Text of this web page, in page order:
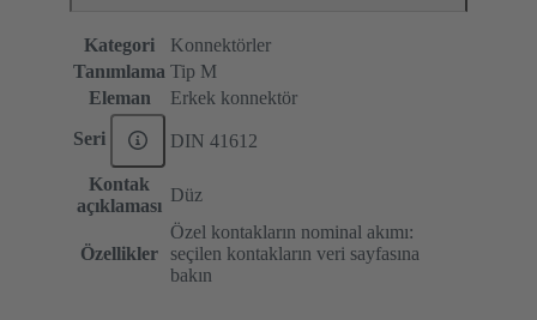
Kategori
Konnektörler
Tanımlama Tip M
Eleman
Erkek konnektör
Seri DIN 41612
Kontak
açıklaması
Düz
Özellikler
Özel kontakların nominal akımı:
seçilen kontakların veri sayfasına
bakın